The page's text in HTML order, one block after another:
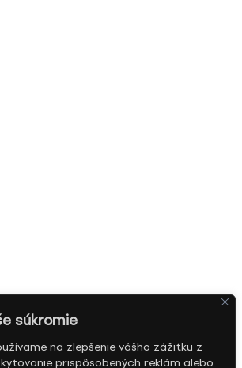
súkromie
na zlepšenie vášho zážitku z
prispôsobených reklám alebo